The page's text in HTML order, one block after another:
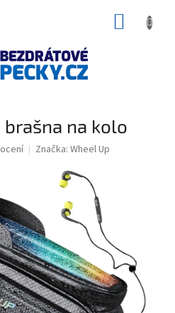
na kolo
Značka: Wheel Up